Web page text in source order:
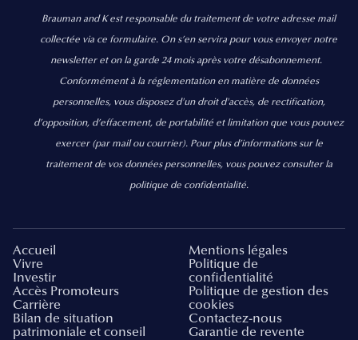
Brauman and K est responsable du traitement de votre adresse mail
collectée via ce formulaire. On s’en servira pour vous envoyer notre
newsletter et on la garde 24 mois après votre désabonnement.
Conformément à la réglementation en matière de données
personnelles, vous disposez d'un droit d'accès, de rectification,
d’opposition, d’effacement, de portabilité et limitation que vous pouvez
exercer (par mail ou courrier). Pour plus d’informations sur le
traitement de vos données personnelles, vous pouvez consulter la
politique de confidentialité.
Accueil
Vivre
Investir
Accès Promoteurs
Carrière
Bilan de situation
patrimoniale et conseil
Mentions légales
Politique de
confidentialité
Politique de gestion des
cookies
Contactez-nous
Garantie de revente